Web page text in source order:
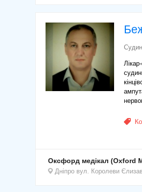
Оксфорд медікал (Oxford
Дніпро вул. Королеви